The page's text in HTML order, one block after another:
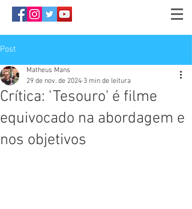
Post
Crítica: 'Tesouro' é filme
equivocado na abordagem e
nos objetivos
Matheus Mans
29 de nov. de 2024 3 min de leitura